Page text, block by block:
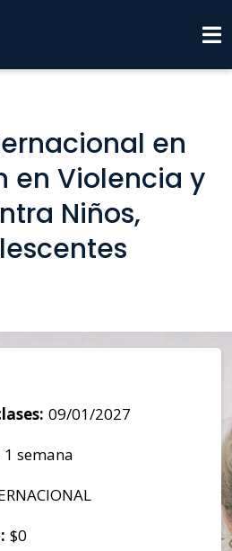
en
en Violencia y
Niños,
09/01/2027
1 semana
$0